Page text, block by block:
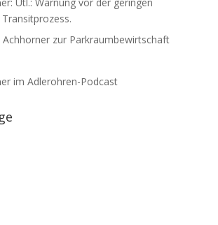
Achhorner zur Parkraumbewirtschaft
im Adlerohren-Podcast